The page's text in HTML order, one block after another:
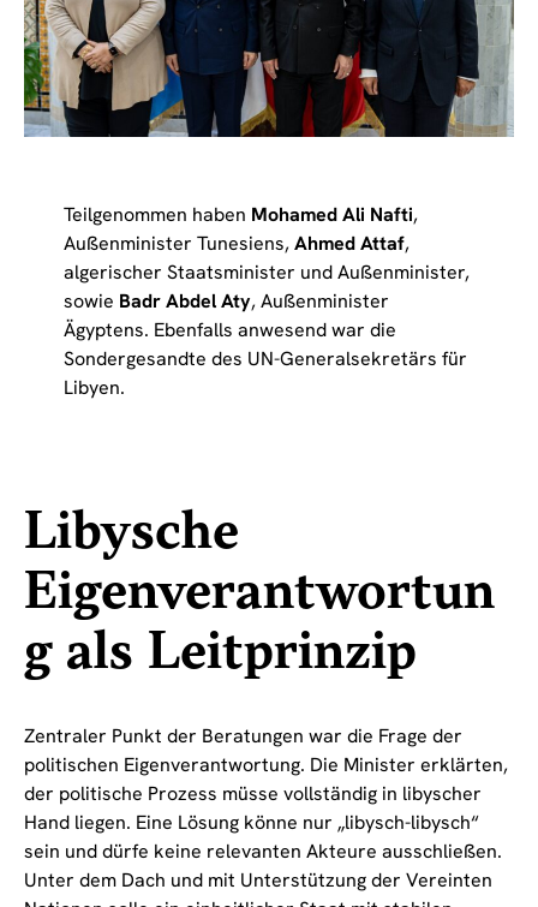
Teilgenommen haben Mohamed Ali Nafti,
Außenminister Tunesiens,Ahmed Attaf,
algerischer Staatsminister und Außenminister,
sowie Badr Abdel Aty, Außenminister
Ägyptens. Ebenfalls anwesend war die
Sondergesandte des UN-Generalsekretärs für
Libyen.
Libysche
Eigenverantwortun
g als Leitprinzip
Zentraler Punkt der Beratungen war die Frage der
politischen Eigenverantwortung. Die Minister erklärten,
der politische Prozess müsse vollständig in libyscher
Hand liegen. Eine Lösung könne nur „libysch-libysch“
sein und dürfe keine relevanten Akteure ausschließen.
Unter dem Dach und mit Unterstützung der Vereinten